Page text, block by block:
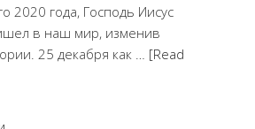
2020 года, Господь Иисус
в наш мир, изменив
25 декабря как … [Read